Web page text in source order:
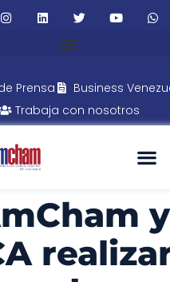
Prensa
Business
Trabaja con nosotros